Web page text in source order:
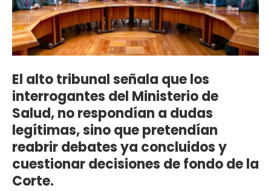
El alto tribunal señala que los
interrogantes del Ministerio de
Salud, no respondían a dudas
legítimas, sino que pretendían
reabrir debates ya concluidos y
cuestionar decisiones de fondo de la
Corte.